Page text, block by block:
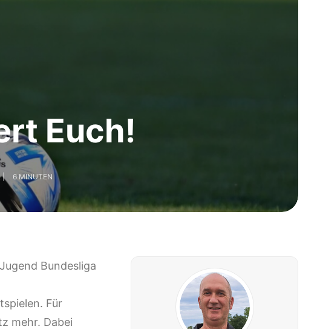
Euch!
| 6 MINUTEN
Bundesliga
Für
mehr. Dabei